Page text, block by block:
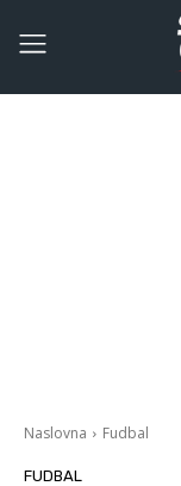
Naslovna Fudbal
FUDBAL